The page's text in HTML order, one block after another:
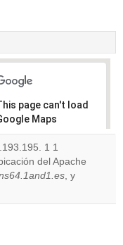
page can't load
Maps
Do you
own this
OK
1 1
del Apache
, y